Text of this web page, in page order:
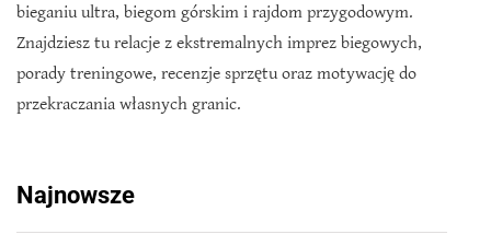
bieganiu ultra, biegom górskim i rajdom przygodowym.
Znajdziesz tu relacje z ekstremalnych imprez biegowych,
porady treningowe, recenzje sprzętu oraz motywację do
przekraczania własnych granic.
Najnowsze